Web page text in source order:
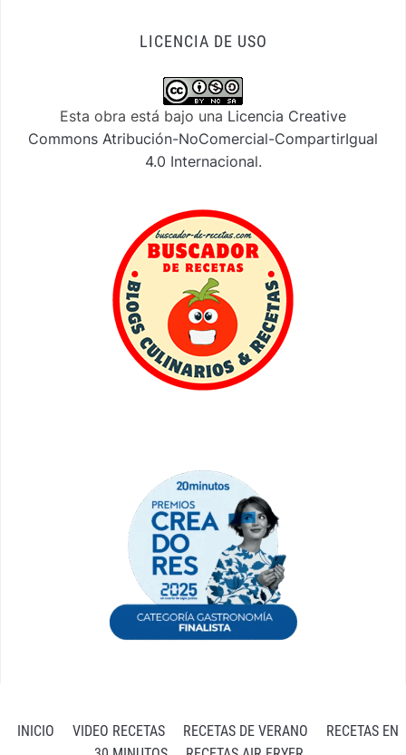
LICENCIA DE USO
Esta obra está bajo una Licencia Creative
Commons Atribución-NoComercial-CompartirIgual
4.0 Internacional.
INICIO VIDEO RECETAS RECETAS DE VERANO
RECETAS EN